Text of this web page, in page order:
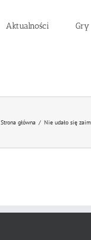
Aktualności Gry
Strona główna / Nie udało się